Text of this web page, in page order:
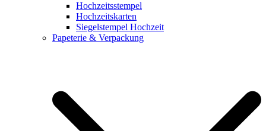
Hochzeitsstempel
Hochzeitskarten
Siegelstempel Hochzeit
Papeterie & Verpackung